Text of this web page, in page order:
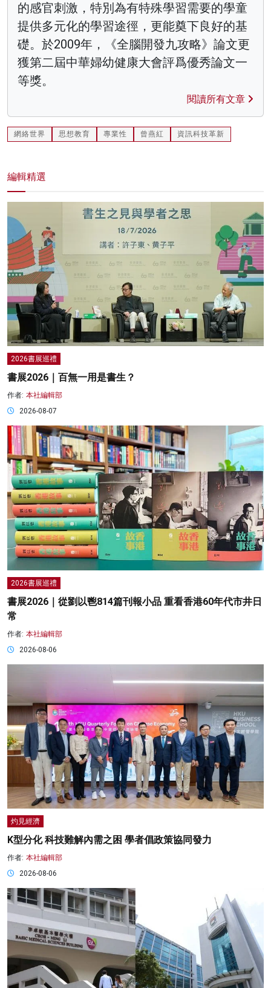
的感官刺激，特別為有特殊學習需要的學童
提供多元化的學習途徑，更能奠下良好的基
礎。於2009年，《全腦開發九攻略》論文更
獲第二屆中華婦幼健康大會評爲優秀論文一
等獎。
閱讀所有文章
網絡世界 思想教育 專業性 曾燕紅 資訊科技革新
編輯精選
2026書展巡禮
書展2026｜百無一用是書生？
作者: 本社編輯部
2026-08-07
2026書展巡禮
書展2026｜從劉以鬯814篇刊報小品 重看香港60年代市井日
常
作者: 本社編輯部
2026-08-06
灼見經濟
K型分化 科技難解內需之困 學者倡政策協同發力
作者: 本社編輯部
2026-08-06